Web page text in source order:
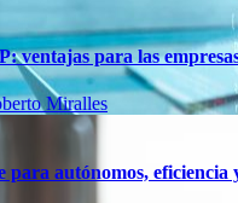
ventajas para las
Miralles
para autónomos, eficiencia